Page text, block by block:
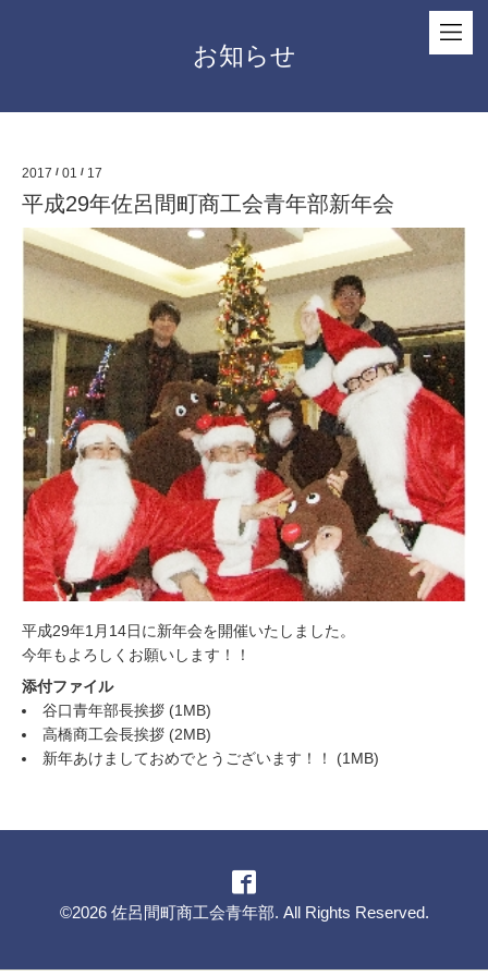
お知らせ
2017 / 01 / 17
平成29年佐呂間町商工会青年部新年会
平成29年1月14日に新年会を開催いたしました。
今年もよろしくお願いします！！
添付ファイル
谷口青年部長挨拶 (1MB)
高橋商工会長挨拶 (2MB)
新年あけましておめでとうございます！！
(1MB)
©2026 佐呂間町商工会青年部. All Rights Reserved.